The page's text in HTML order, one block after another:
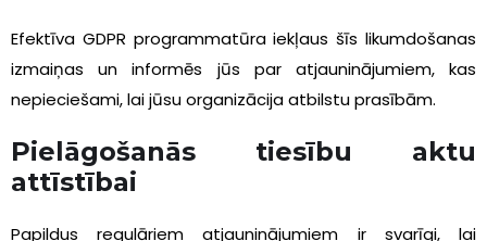
Efektīva GDPR programmatūra iekļaus šīs likumdošanas
izmaiņas un informēs jūs par atjauninājumiem, kas
nepieciešami, lai jūsu organizācija atbilstu prasībām.
Pielāgošanās tiesību aktu
attīstībai
Papildus regulāriem atjauninājumiem ir svarīgi, lai